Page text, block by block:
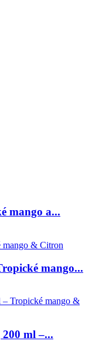
mango a...
mango...
ml –...